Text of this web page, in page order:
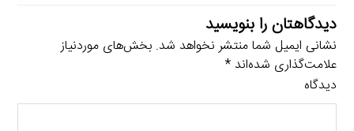
دیدگاهتان را بنویسید
نشانی ایمیل شما منتشر نخواهد شد. بخش‌های موردنیاز
علامت‌گذاری شده‌اند*
دیدگاه